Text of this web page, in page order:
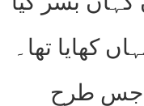
کھایا تھا۔
طرح